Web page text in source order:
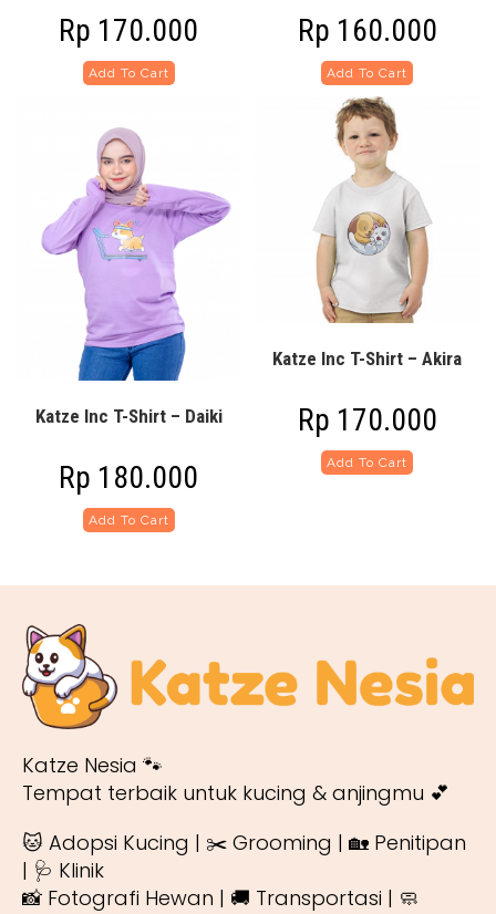
Rp 170.000
Add To Cart
Rp 160.000
Add To Cart
Katze Inc T-Shirt – Daiki
Rp 180.000
Add To Cart
Katze Inc T-Shirt – Akira
Rp 170.000
Add To Cart
Katze Nesia 🐾
Tempat terbaik untuk kucing & anjingmu 💕
🐱 Adopsi Kucing | ✂️ Grooming | 🏡 Penitipan
| 🩺 Klinik
📸 Fotografi Hewan | 🚚 Transportasi | 🧼